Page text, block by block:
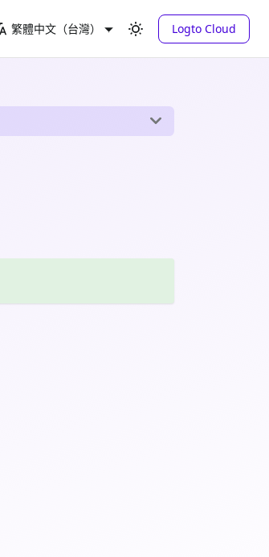
繁體中文（台灣） Logto Cloud